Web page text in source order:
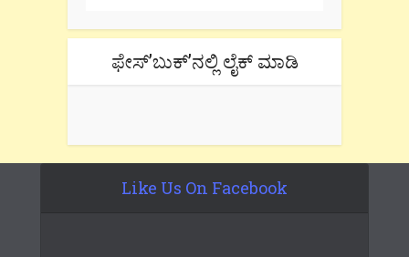
ಫೇಸ್’ಬುಕ್’ನಲ್ಲಿ ಲೈಕ್ ಮಾಡಿ
Like Us On Facebook